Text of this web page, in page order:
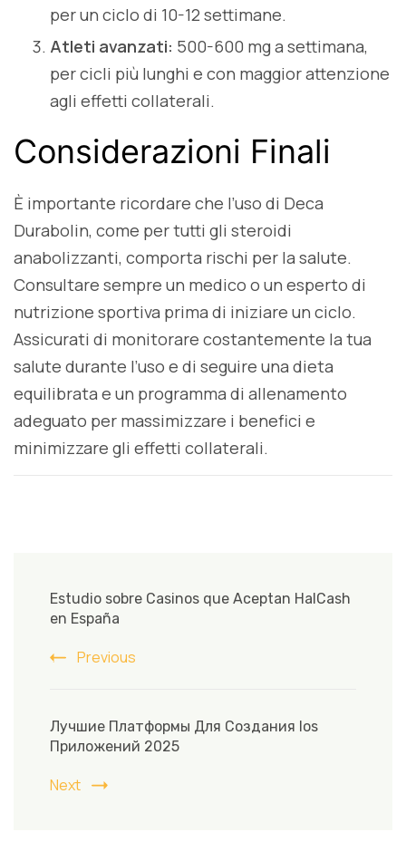
per un ciclo di 10-12 settimane.
Atleti avanzati: 500-600 mg a settimana,
per cicli più lunghi e con maggior attenzione
agli effetti collaterali.
Considerazioni Finali
È importante ricordare che l’uso di Deca
Durabolin, come per tutti gli steroidi
anabolizzanti, comporta rischi per la salute.
Consultare sempre un medico o un esperto di
nutrizione sportiva prima di iniziare un ciclo.
Assicurati di monitorare costantemente la tua
salute durante l’uso e di seguire una dieta
equilibrata e un programma di allenamento
adeguato per massimizzare i benefici e
minimizzare gli effetti collaterali.
Navigation
Estudio sobre Casinos que Aceptan HalCash
en España
Previous
Лучшие Платформы Для Создания Ios
Приложений 2025
Next